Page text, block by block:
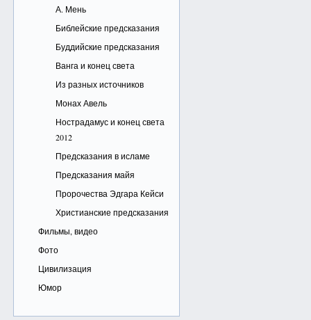
А. Мень
Библейские предсказания
Буддийские предсказания
Ванга и конец света
Из разных источников
Монах Авель
Нострадамус и конец света
2012
Предсказания в исламе
Предсказания майя
Пророчества Эдгара Кейси
Христианские предсказания
Фильмы, видео
Фото
Цивилизация
Юмор